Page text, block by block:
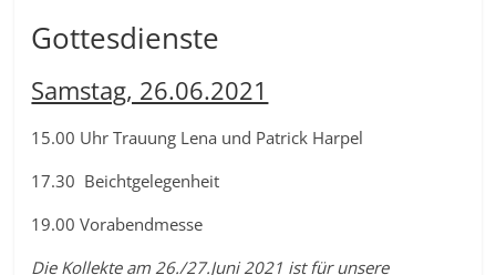
Gottesdienste
Samstag, 26.06.2021
15.00 Uhr Trauung Lena und Patrick Harpel
17.30 Beichtgelegenheit
19.00 Vorabendmesse
Die Kollekte am 26./27.Juni 2021 ist für unsere